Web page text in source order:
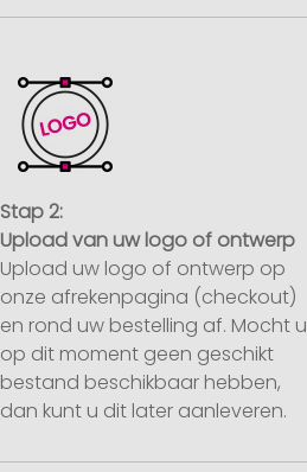
Stap 2:
Upload van uw logo of ontwerp
Upload uw logo of ontwerp op
onze afrekenpagina (checkout)
en rond uw bestelling af. Mocht u
op dit moment geen geschikt
bestand beschikbaar hebben,
dan kunt u dit later aanleveren.